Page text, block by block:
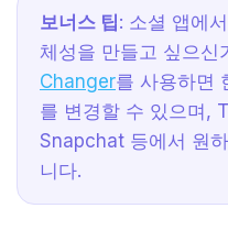
보너스 팁 : 소셜 앱에
체성을 만들고 싶으신
Changer를 사용하면
를 변경할 수 있으며,
Snapchat 등에서 원
니다.